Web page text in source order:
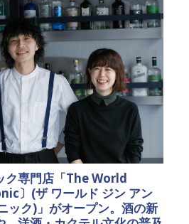
ク専門店「The World
〕(ザ ワールド ジン アン
ック)」がオープン。酒の新